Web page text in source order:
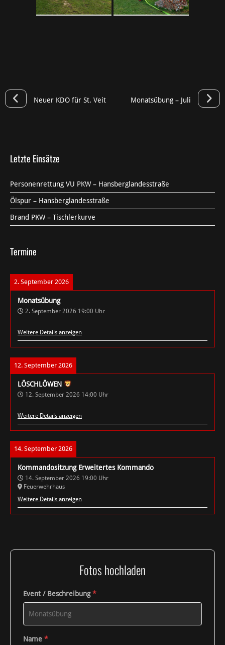
Neuer KDO für St. Veit Monatsübung – Juli
Letzte Einsätze
Personenrettung VU PKW – Hansberglandesstraße
Ölspur – Hansberglandesstraße
Brand PKW – Tischlerkurve
Termine
2. September 2026
Monatsübung
2. September 2026 19:00 Uhr
Weitere Details anzeigen
12. September 2026
LÖSCHLÖWEN
12. September 2026 14:00 Uhr
Weitere Details anzeigen
14. September 2026
Kommandositzung Erweitertes Kommando
14. September 2026 19:00 Uhr
Feuerwehrhaus
Weitere Details anzeigen
Fotos hochladen
Event / Beschreibung*
Name *